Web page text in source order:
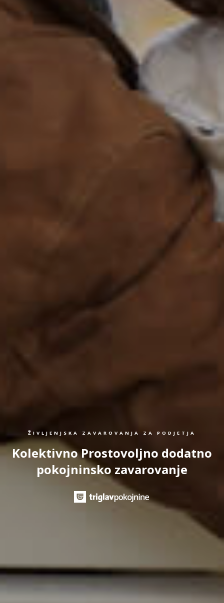
ŽIVLJENJSKA ZAVAROVANJA ZA PODJETJA
Kolektivno Prostovoljno dodatno
pokojninsko zavarovanje